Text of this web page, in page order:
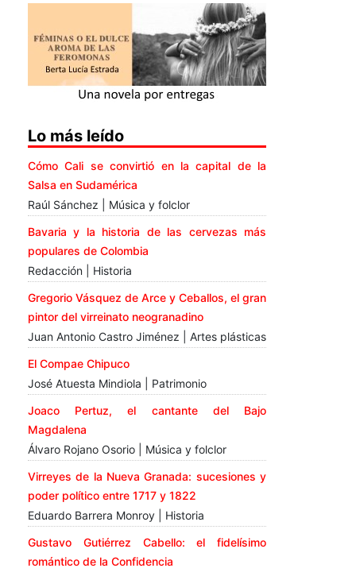
Lo más leído
Cómo Cali se convirtió en la capital de la
Salsa en Sudamérica
Raúl Sánchez | Música y folclor
Bavaria y la historia de las cervezas más
populares de Colombia
Redacción | Historia
Gregorio Vásquez de Arce y Ceballos, el gran
pintor del virreinato neogranadino
Juan Antonio Castro Jiménez | Artes plásticas
El Compae Chipuco
José Atuesta Mindiola | Patrimonio
Joaco Pertuz, el cantante del Bajo
Magdalena
Álvaro Rojano Osorio | Música y folclor
Virreyes de la Nueva Granada: sucesiones y
poder político entre 1717 y 1822
Eduardo Barrera Monroy | Historia
Gustavo Gutiérrez Cabello: el fidelísimo
romántico de la Confidencia